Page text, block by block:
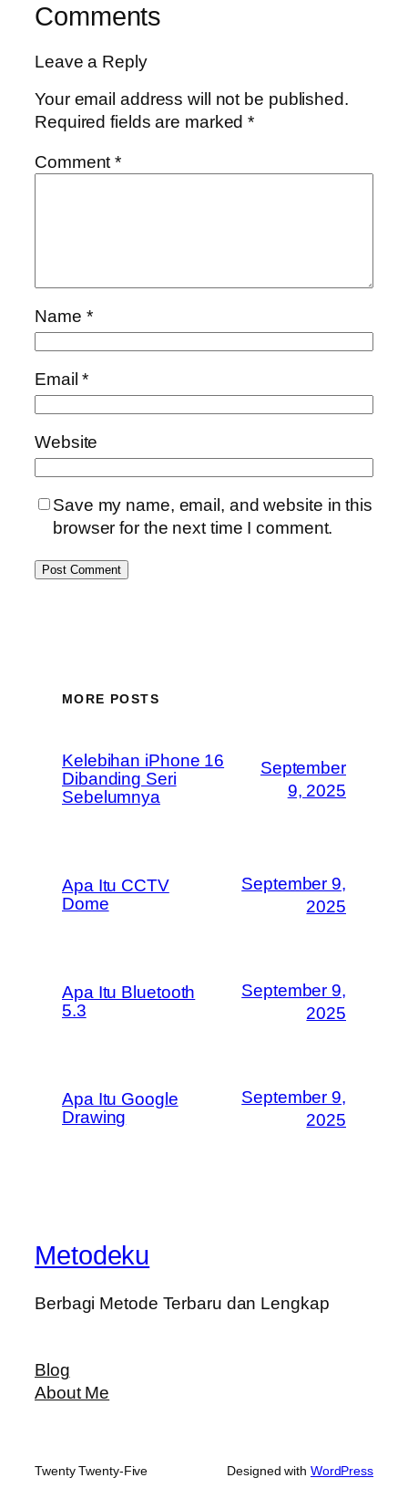
Comments
Leave a Reply
Your email address will not be published.
Required fields are marked*
Comment*
Name *
Email*
Website
Save my name, email, and website in this
browser for the next time I comment.
MORE POSTS
Kelebihan iPhone 16
Dibanding Seri
Sebelumnya
September
9, 2025
Apa Itu CCTV
Dome
September 9,
2025
Apa Itu Bluetooth
5.3
September 9,
2025
Apa Itu Google
Drawing
September 9,
2025
Metodeku
Berbagi Metode Terbaru dan Lengkap
Blog
About Me
Twenty Twenty-Five Designed with WordPress